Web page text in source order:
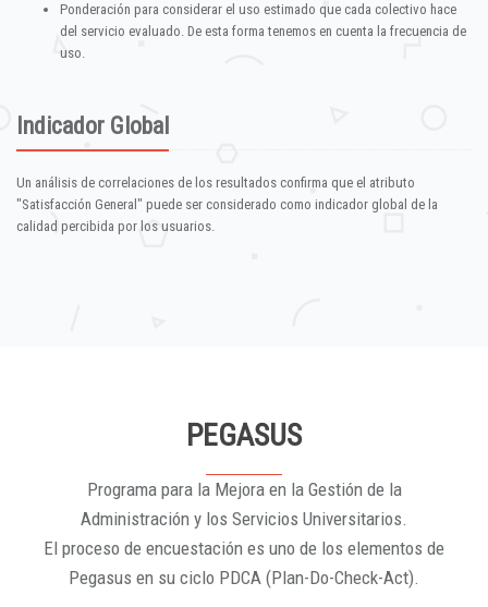
Ponderación para considerar el uso estimado que cada colectivo hace
del servicio evaluado. De esta forma tenemos en cuenta la frecuencia de
uso.
Indicador Global
Un análisis de correlaciones de los resultados confirma que el atributo
"Satisfacción General" puede ser considerado como indicador global de la
calidad percibida por los usuarios.
PEGASUS
Programa para la Mejora en la Gestión de la
Administración y los Servicios Universitarios.
El proceso de encuestación es uno de los elementos de
Pegasus en su ciclo PDCA (Plan-Do-Check-Act).